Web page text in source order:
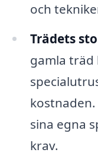
och
Trädets
gamla träd
sina egna
krav.